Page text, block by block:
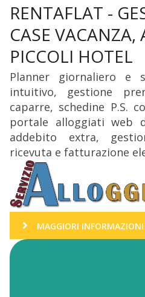
RENTAFLAT -
CASE VACANZA,
PICCOLI HOTEL
Planner giornaliero e
intuitivo, gestione
caparre, schedine P.S.
portale alloggiati web
addebito extra,
ricevuta e fatturazione
MAGGIORI INFORMAZIONI